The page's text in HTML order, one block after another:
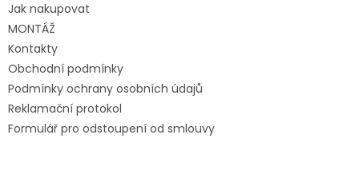
Jak nakupovat
MONTÁŽ
Kontakty
Obchodní podmínky
Podmínky ochrany osobních údajů
Reklamační protokol
Formulář pro odstoupení od smlouvy